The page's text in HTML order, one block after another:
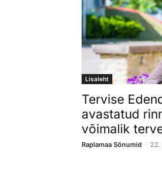
Lisaleht
Tervise
avastatud
võimalik
Raplamaa Sõnumid -